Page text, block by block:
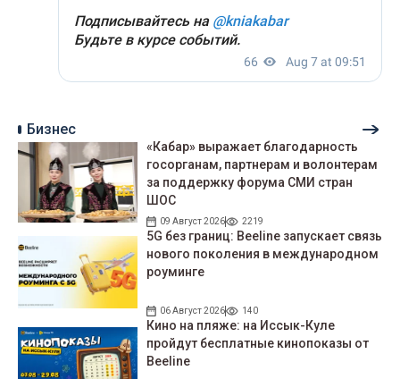
Бизнес
«Кабар» выражает благодарность
госорганам, партнерам и волонтерам
за поддержку форума СМИ стран
ШОС
09 Август 2026 2219
5G без границ: Beeline запускает связь
нового поколения в международном
роуминге
06 Август 2026 140
Кино на пляже: на Иссык-Куле
пройдут беcплатные кинопоказы от
Beeline